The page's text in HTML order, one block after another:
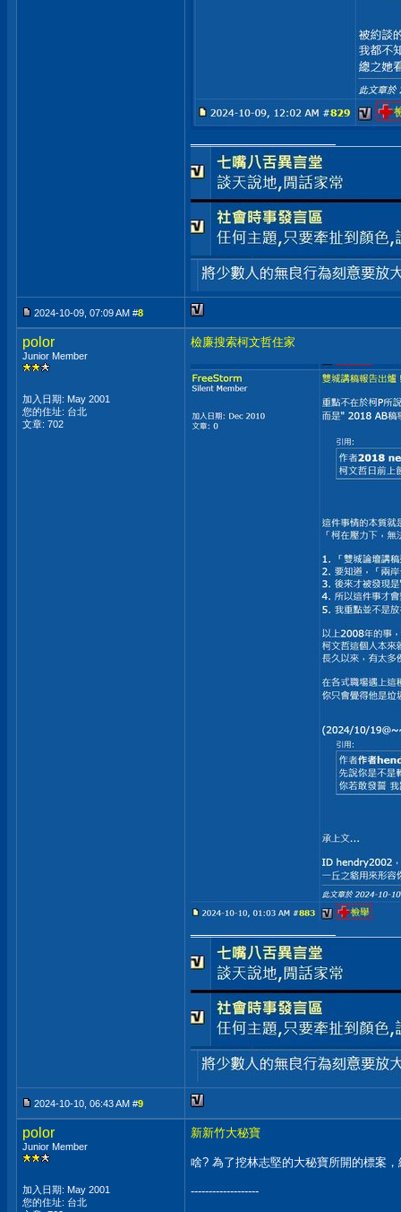
2024-10-09, 07:09 AM #8
polor
Junior Member
加入日期: May 2001
您的住址: 台北
文章: 702
檢廉搜索柯文哲住家
2024-10-10, 06:43 AM #9
polor
Junior Member
加入日期: May 2001
您的住址: 台北
新新竹大秘寶
啥? 為了挖林志堅的大秘寶所開的標案
-------------------